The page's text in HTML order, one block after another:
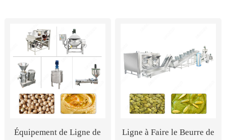
Équipement de Ligne de
Ligne à Faire le Beurre de